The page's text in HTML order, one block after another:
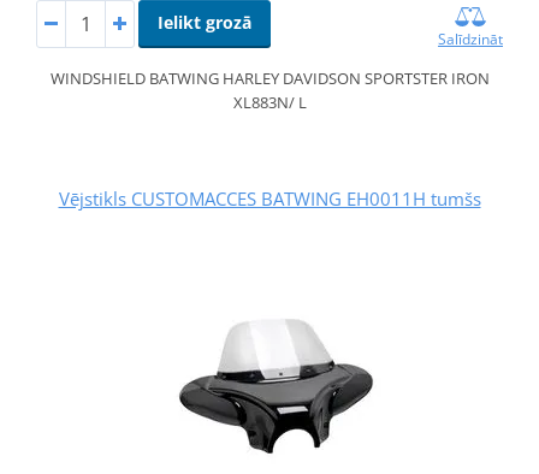
Ielikt grozā
Salīdzināt
WINDSHIELD BATWING HARLEY DAVIDSON SPORTSTER IRON
XL883N/ L
Vējstikls CUSTOMACCES BATWING EH0011H tumšs